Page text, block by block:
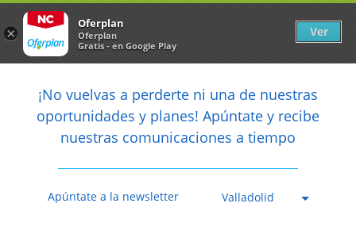

Caducada
Anterior
arrow_back Newsletter
¡No vuelvas a perderte ni una de nuestras
oportunidades y planes! Apúntate y recibe
nuestras comunicaciones a tiempo
Apúntate a la newsletter Valladolid
×
Oferplan
Oferplan
Gratis - en Google Play
Ver